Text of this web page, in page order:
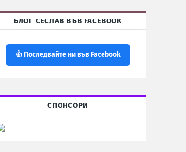
БЛОГ СЕСЛАВ ВЪВ FACEBOOK
👍 Последвайте ни във Facebook
СПОНСОРИ